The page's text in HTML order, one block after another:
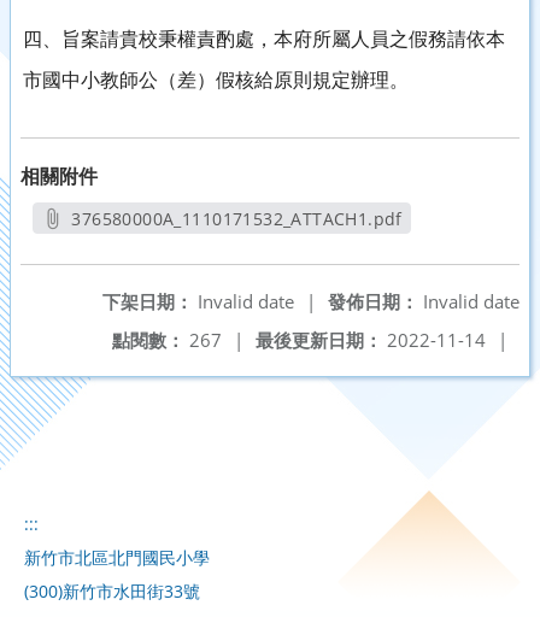
四、旨案請貴校秉權責酌處，本府所屬人員之假務請依本
市國中小教師公（差）假核給原則規定辦理。
相關附件
376580000A_1110171532_ATTACH1.pdf
發佈日期： Invalid date
下架日期： Invalid date
|
最後更新日期： 2022-11-14 |
點閱數： 267 |
:::
新竹市北區北門國民小學
(300)新竹市水田街33號